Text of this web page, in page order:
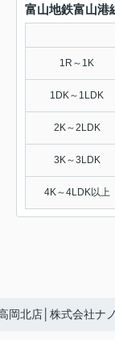
富山地鉄富山港
1R～1K
1DK～1LDK
2K～2LDK
3K～3LDK
4K～4LDK以上
岡北店│株式会社ナ